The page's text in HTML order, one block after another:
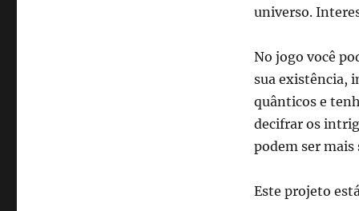
universo.
No jogo você
sua existência,
quânticos e
decifrar os
podem ser mais
Este projeto